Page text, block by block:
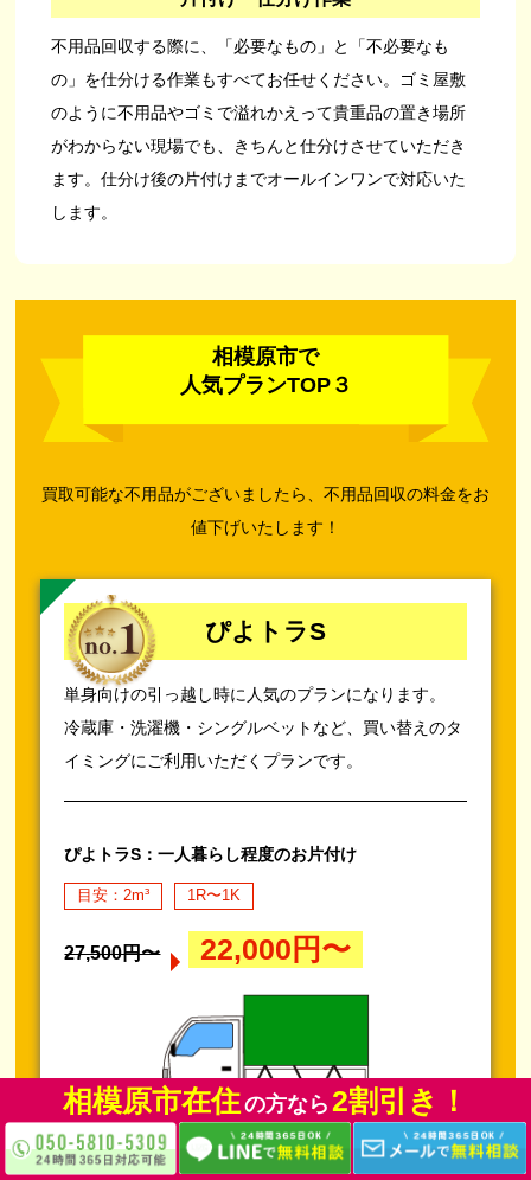
相模原市在住の方なら 2割引き！
相模原市在住の方なら 2割引き！
不用品回収する際に、「必要なもの」と「不必要なも
の」を仕分ける作業もすべてお任せください。ゴミ屋敷
のように不用品やゴミで溢れかえって貴重品の置き場所
がわからない現場でも、きちんと仕分けさせていただき
ます。仕分け後の片付けまでオールインワンで対応いた
します。
相模原市で
人気プランTOP３
買取可能な不用品がございましたら、不用品回収の料金をお
値下げいたします！
ぴよトラS
単身向けの引っ越し時に人気のプランになります。
冷蔵庫・洗濯機・シングルベットなど、買い替えのタ
イミングにご利用いただくプランです。
ぴよトラS：一人暮らし程度のお片付け
目安：2m³ 1R〜1K
27,500円〜 22,000円〜
相模原市在住の方なら 2割引き！
相模原市在住の方なら 2割引き！
相模原市在住の方なら 2割引き！
相模原市在住の方なら 2割引き！
相模原市在住の方なら 2割引き！
相模原市在住の方なら 2割引き！